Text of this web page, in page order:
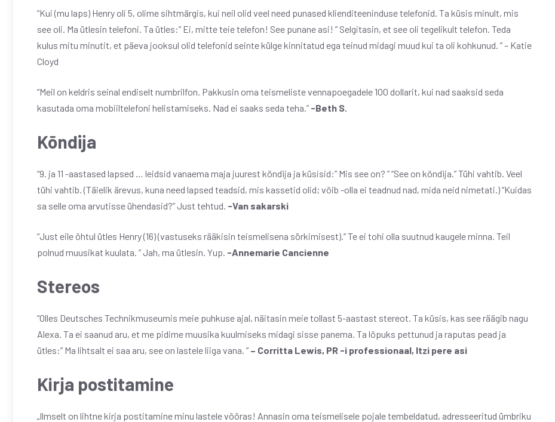
“Kui (mu laps) Henry oli 5, olime sihtmärgis, kui neil olid veel need punased klienditeeninduse telefonid. Ta küsis minult, mis
see oli. Ma ütlesin telefoni. Ta ütles:” Ei, mitte teie telefon! See punane asi! ” Selgitasin, et see oli tegelikult telefon. Teda
kulus mitu minutit, et päeva jooksul olid telefonid seinte külge kinnitatud ega teinud midagi muud kui ta oli kohkunud. ” – Katie
Cloyd
“Meil on keldris seinal endiselt numbrilfon. Pakkusin oma teismeliste vennapoegadele 100 dollarit, kui nad saaksid seda
kasutada oma mobiiltelefoni helistamiseks. Nad ei saaks seda teha.” -Beth S.
Kõndija
“9. ja 11 -aastased lapsed … leidsid vanaema maja juurest kõndija ja küsisid:” Mis see on? ” “See on kõndija.” Tühi vahtib. Veel
tühi vahtib. (Täielik ärevus, kuna need lapsed teadsid, mis kassetid olid; võib -olla ei teadnud nad, mida neid nimetati.) “Kuidas
sa selle oma arvutisse ühendasid?” Just tehtud. -Van sakarski
“Just eile õhtul ütles Henry (16) (vastuseks rääkisin teismelisena sörkimisest).” Te ei tohi olla suutnud kaugele minna. Teil
polnud muusikat kuulata. ” Jah, ma ütlesin. Yup. -Annemarie Cancienne
Stereos
“Olles Deutsches Technikmuseumis meie puhkuse ajal, näitasin meie tollast 5-aastast stereot. Ta küsis, kas see räägib nagu
Alexa. Ta ei saanud aru, et me pidime muusika kuulmiseks midagi sisse panema. Ta lõpuks pettunud ja raputas pead ja
ütles:” Ma lihtsalt ei saa aru, see on lastele liiga vana. ” – Corritta Lewis, PR -i professionaal, Itzi pere asi
Kirja postitamine
„Ilmselt on lihtne kirja postitamine minu lastele võõras! Annasin oma teismelisele pojale tembeldatud, adresseeritud ümbriku